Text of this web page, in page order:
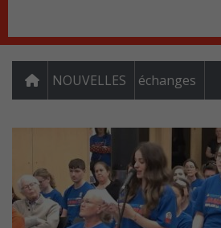
NOUVELLES échanges